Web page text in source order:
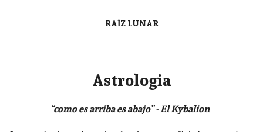
RAÍZ LUNAR
Astrologia
“como es arriba es abajo” - El Kybalion